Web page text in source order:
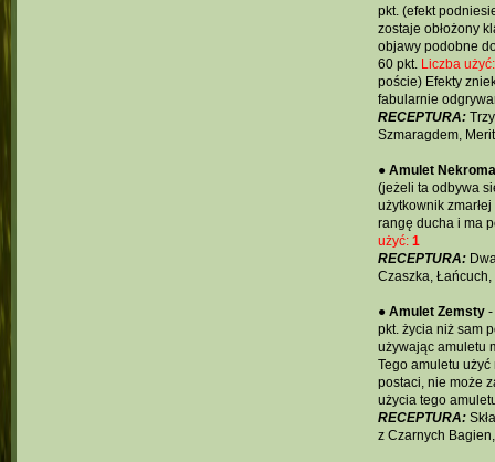
pkt. (efekt
zostaje obłożony
objawy podobne
60 pkt. Liczba
poście) Efekty
fabularnie
RECEPTURA:
Szmaragdem,
● Amulet
(jeżeli ta odbywa
użytkownik
rangę ducha i ma
użyć: 1
RECEPTURA:
Czaszka, Łańcuch,
● Amulet Zemsty-
pkt. życia niż sam
używając amuletu
Tego amuletu
postaci, nie może
użycia tego
RECEPTURA:
z Czarnych